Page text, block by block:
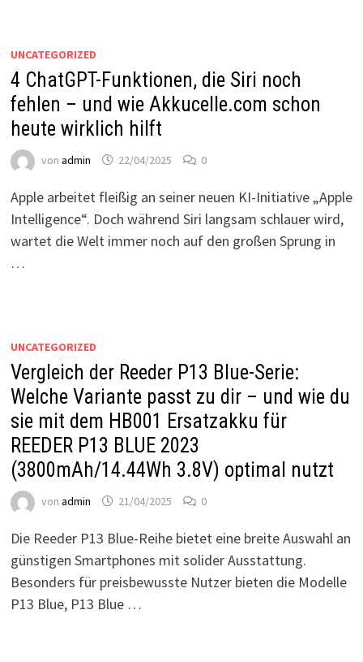
UNCATEGORIZED
4 ChatGPT-Funktionen, die Siri noch
fehlen – und wie Akkucelle.com schon
heute wirklich hilft
von admin 22/04/2025 0
Apple arbeitet fleißig an seiner neuen KI-Initiative „Apple
Intelligence“. Doch während Siri langsam schlauer wird,
wartet die Welt immer noch auf den großen Sprung in
…
UNCATEGORIZED
Vergleich der Reeder P13 Blue-Serie:
Welche Variante passt zu dir – und wie du
sie mit dem HB001 Ersatzakku für
REEDER P13 BLUE 2023
(3800mAh/14.44Wh 3.8V) optimal nutzt
von admin 21/04/2025 0
Die Reeder P13 Blue-Reihe bietet eine breite Auswahl an
günstigen Smartphones mit solider Ausstattung.
Besonders für preisbewusste Nutzer bieten die Modelle
P13 Blue, P13 Blue …